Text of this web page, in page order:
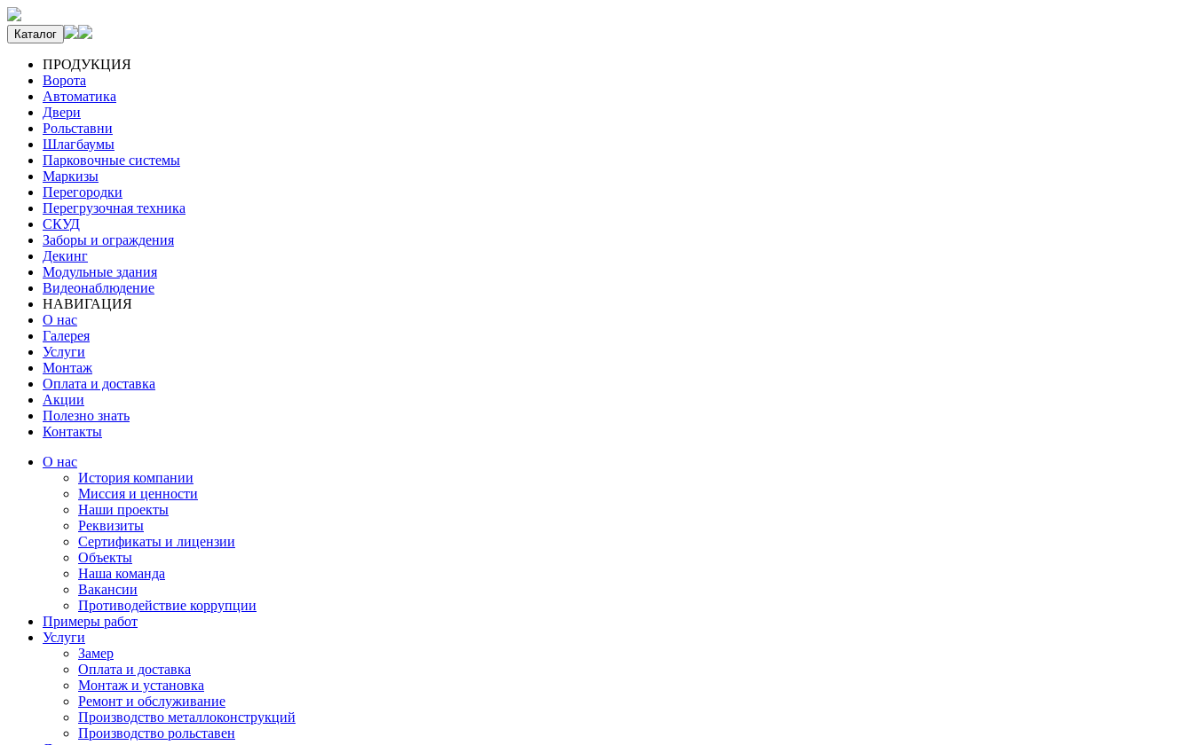
Каталог
ПРОДУКЦИЯ
Ворота
Автоматика
Двери
Рольставни
Шлагбаумы
Парковочные системы
Маркизы
Перегородки
Перегрузочная техника
СКУД
Заборы и ограждения
Декинг
Модульные здания
Видеонаблюдение
НАВИГАЦИЯ
О нас
Галерея
Услуги
Монтаж
Оплата и доставка
Акции
Полезно знать
Контакты
О нас
История компании
Миссия и ценности
Наши проекты
Реквизиты
Сертификаты и лицензии
Объекты
Наша команда
Вакансии
Противодействие коррупции
Примеры работ
Услуги
Замер
Оплата и доставка
Монтаж и установка
Ремонт и обслуживание
Производство металлоконструкций
Производство рольставен